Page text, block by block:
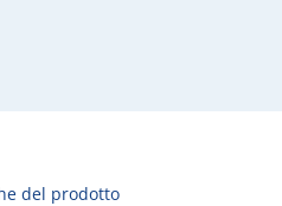
del prodotto